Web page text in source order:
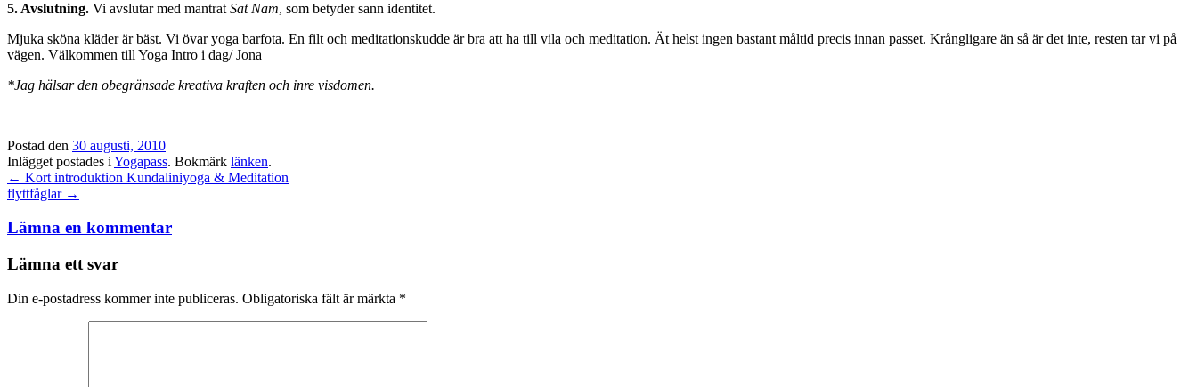
5. Avslutning. Vi avslutar med mantrat Sat Nam, som betyder sann identitet.
Mjuka sköna kläder är bäst. Vi övar yoga barfota. En filt och meditationskudde är bra att ha till vila och meditation. Ät helst ingen bastant måltid precis innan passet. Krångligare än så är det inte, resten tar vi på
vägen. Välkommen till Yoga Intro i dag/ Jona
*Jag hälsar den obegränsade kreativa kraften och inre visdomen.
Postad den 30 augusti, 2010
Inlägget postades i Yogapass. Bokmärk länken.
Inläggsnavigation
← Kort introduktion Kundaliniyoga & Meditation
flyttfåglar →
Lämna en kommentar
Lämna ett svar
Din e-postadress kommer inte publiceras. Obligatoriska fält är märkta *